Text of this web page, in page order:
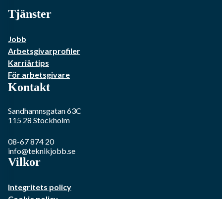
Tjänster
Jobb
Arbetsgivarprofiler
Karriärtips
För arbetsgivare
Kontakt
Sandhamnsgatan 63C
115 28 Stockholm
08-67 874 20
info@teknikjobb.se
Vilkor
Integritets policy